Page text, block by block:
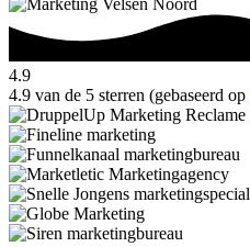
4.9
4.9 van de 5 sterren (gebaseerd op